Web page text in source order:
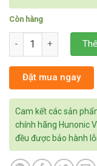
Còn hàng
Hunonic Premium 3
Đặt mua ngay
Cam kết các sản
chính hãng Hunonic
đều được bảo hành